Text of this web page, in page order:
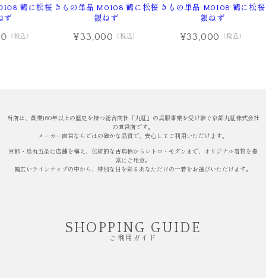
鶴に松桜
ず
（税込）
きもの単品 M0108 鶴に松桜
銀ねず
¥33,000 （税込）
きもの単品 M0108 鶴に松桜
銀ねず
¥33,000 （税込）
当店は、創業160年以上の歴史を持つ総合商社「丸紅」の呉服事業を受け継ぐ京都丸紅株式会社
の直営店です。
メーカー直営ならではの確かな品質で、安心してご利用いただけます。
京都・烏丸五条に店舗を構え、伝統的な古典柄からレトロ・モダンまで、オリジナル着物を豊
富にご用意。
幅広いラインナップの中から、特別な日を彩るあなただけの一着をお選びいただけます。
SHOPPING GUIDE
ご利用ガイド